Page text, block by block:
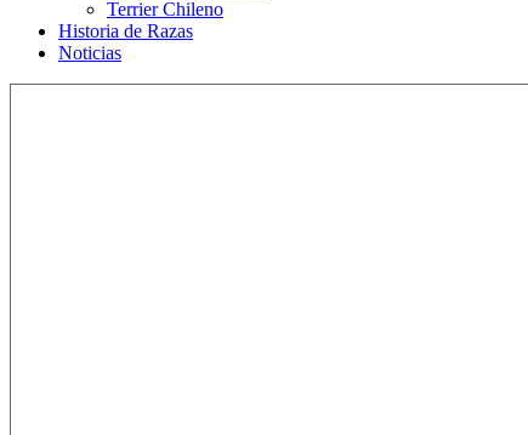
Terrier Chileno
Historia de Razas
Noticias